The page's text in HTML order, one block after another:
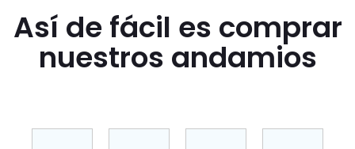
Así de fácil es comprar
nuestros andamios